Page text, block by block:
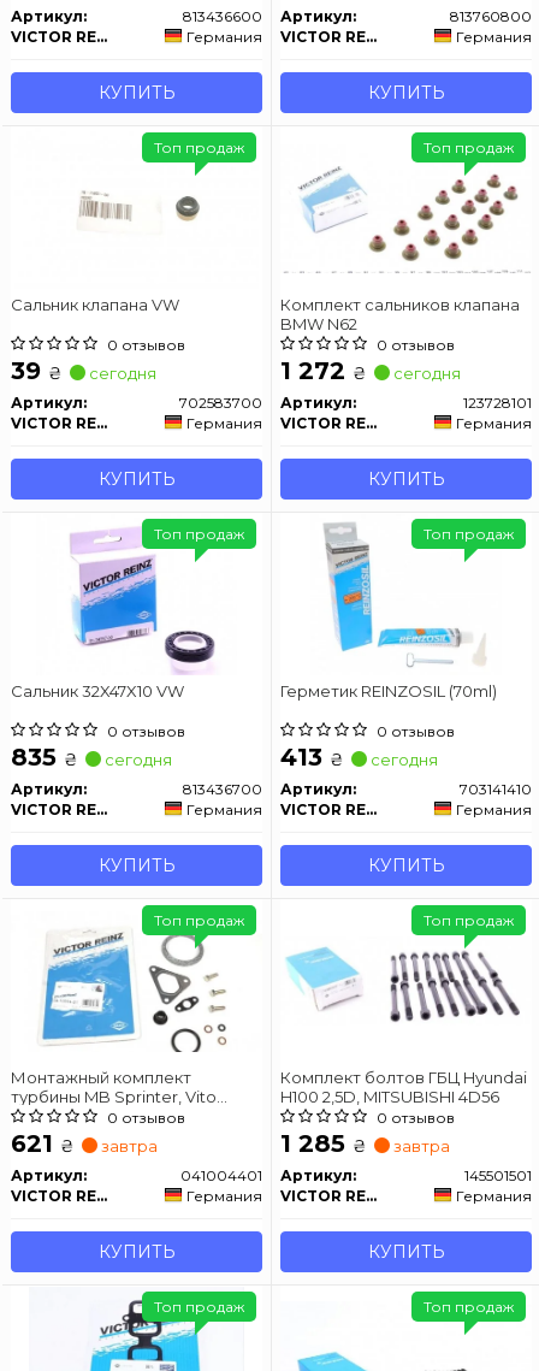
Артикул:
813436600
VICTOR REINZ
Германия
КУПИТЬ
Артикул:
813760800
VICTOR REINZ
Германия
КУПИТЬ
Сальник клапана VW
0 отзывов
39 ₴ сегодня
Артикул:
702583700
VICTOR REINZ
Германия
КУПИТЬ
Топ продаж
Комплект сальников клапана
BMW N62
0 отзывов
1 272 ₴ сегодня
Артикул:
123728101
VICTOR REINZ
Германия
КУПИТЬ
Топ продаж
Сальник 32X47X10 VW
0 отзывов
835 ₴ сегодня
Артикул:
813436700
VICTOR REINZ
Германия
КУПИТЬ
Топ продаж
Герметик REINZOSIL (70ml)
0 отзывов
413 ₴ сегодня
Артикул:
703141410
VICTOR REINZ
Германия
КУПИТЬ
Топ продаж
Монтажный комплект
турбины MB Sprinter, Vito
OM646, OM611, OM612 -06
0 отзывов
621 ₴ завтра
Артикул:
041004401
VICTOR REINZ
Германия
КУПИТЬ
Топ продаж
Комплект болтов ГБЦ Hyundai
H100 2,5D, MITSUBISHI 4D56
0 отзывов
1 285 ₴ завтра
Артикул:
145501501
VICTOR REINZ
Германия
КУПИТЬ
Топ продаж
Топ продаж Топ продаж